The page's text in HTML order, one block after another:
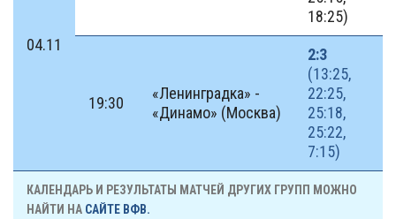
04.11
18:25)
19:30
«Ленинградка» -
«Динамо» (Москва)
2:3
(13:25,
22:25,
25:18,
25:22,
7:15)
КАЛЕНДАРЬ И РЕЗУЛЬТАТЫ МАТЧЕЙ ДРУГИХ ГРУПП МОЖНО
НАЙТИ НА САЙТЕ ВФВ.